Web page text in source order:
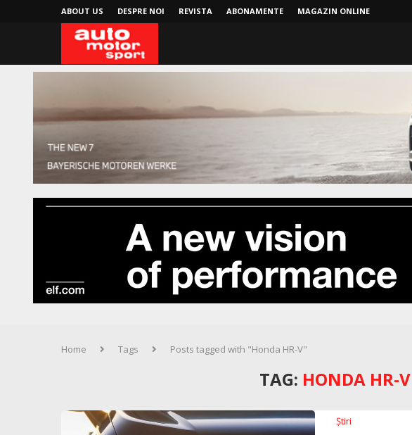
ABOUT US DESPRE NOI REVISTA ABONAMENTE MAGAZIN ONLINE
Home Tags Posts tagged with "Honda HR-V"
TAG: HONDA HR-V
Știri